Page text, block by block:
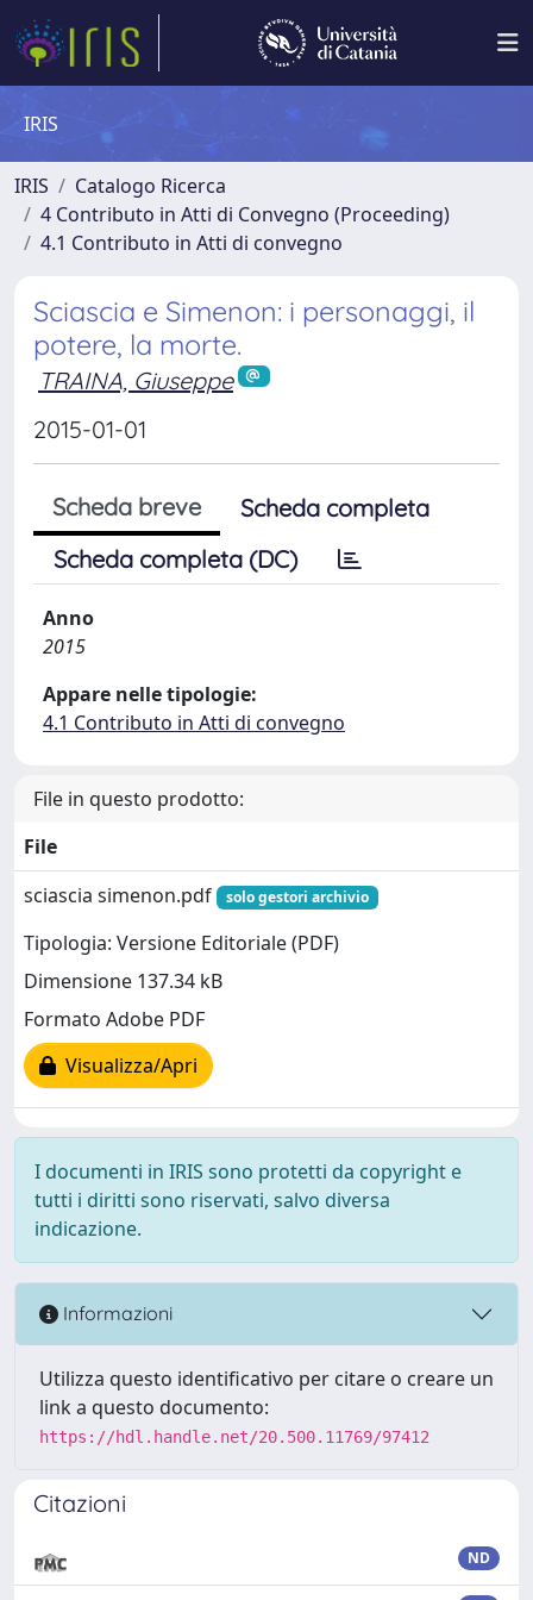
IRIS
IRIS
Catalogo Ricerca
4 Contributo in Atti di Convegno (Proceeding)
4.1 Contributo in Atti di convegno
Sciascia e Simenon: i personaggi, il
potere, la morte.
TRAINA, Giuseppe
2015-01-01
Scheda breve
Scheda completa
Scheda completa (DC)
Anno
2015
Appare nelle tipologie:
4.1 Contributo in Atti di convegno
File in questo prodotto:
File
sciascia simenon.pdf
solo gestori archivio
Tipologia: Versione Editoriale (PDF)
Dimensione 137.34 kB
Formato Adobe PDF
Visualizza/Apri
I documenti in IRIS sono protetti da copyright e
tutti i diritti sono riservati, salvo diversa
indicazione.
Informazioni
Utilizza questo identificativo per citare o creare un
link a questo documento:
https://hdl.handle.net/20.500.11769/97412
Citazioni
ND